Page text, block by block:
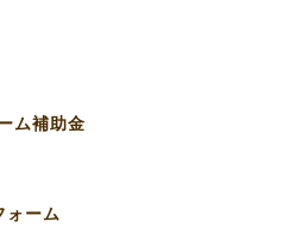
ム補助金
ォーム